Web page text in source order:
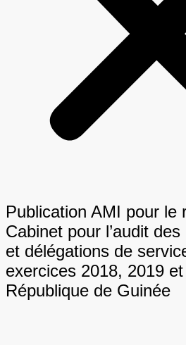
Publication AMI pour le
Cabinet pour l’audit
et délégations de
exercices 2018, 2019
République de Guinée